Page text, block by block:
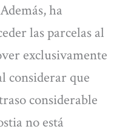
Además, ha
las parcelas al
exclusivamente
considerar que
considerable
no está